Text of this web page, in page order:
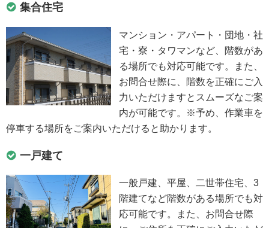
集合住宅
マンション・アパート・団地・社
宅・寮・タワマンなど、階数があ
る場所でも対応可能です。また、
お問合せ際に、階数を正確にご入
力いただけますとスムーズなご案
内が可能です。※予め、作業車を
停車する場所をご案内いただけると助かります。
一戸建て
一般戸建、平屋、二世帯住宅、3
階建てなど階数がある場所でも対
応可能です。また、お問合せ際